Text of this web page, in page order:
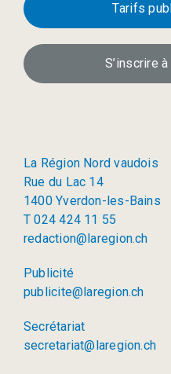
Tarifs
S’inscrire
La Région Nord vaudois
Rue du Lac 14
1400 Yverdon-les-Bains
T 024 424 11 55
redaction@laregion.ch
Publicité
publicite@laregion.ch
Secrétariat
secretariat@laregion.ch